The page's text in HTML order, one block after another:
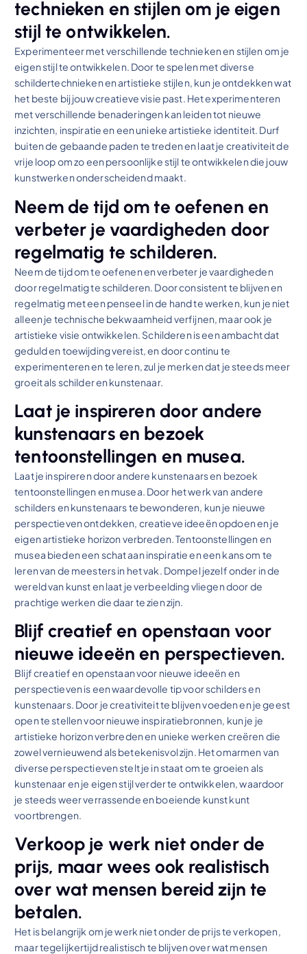
technieken en stijlen om je eigen
stijl te ontwikkelen.
Experimenteer met verschillende technieken en stijlen om je
eigen stijl te ontwikkelen. Door te spelen met diverse
schildertechnieken en artistieke stijlen, kun je ontdekken wat
het beste bij jouw creatieve visie past. Het experimenteren
met verschillende benaderingen kan leiden tot nieuwe
inzichten, inspiratie en een unieke artistieke identiteit. Durf
buiten de gebaande paden te treden en laat je creativiteit de
vrije loop om zo een persoonlijke stijl te ontwikkelen die jouw
kunstwerken onderscheidend maakt.
Neem de tijd om te oefenen en
verbeter je vaardigheden door
regelmatig te schilderen.
Neem de tijd om te oefenen en verbeter je vaardigheden
door regelmatig te schilderen. Door consistent te blijven en
regelmatig met een penseel in de hand te werken, kun je niet
alleen je technische bekwaamheid verfijnen, maar ook je
artistieke visie ontwikkelen. Schilderen is een ambacht dat
geduld en toewijding vereist, en door continu te
experimenteren en te leren, zul je merken dat je steeds meer
groeit als schilder en kunstenaar.
Laat je inspireren door andere
kunstenaars en bezoek
tentoonstellingen en musea.
Laat je inspireren door andere kunstenaars en bezoek
tentoonstellingen en musea. Door het werk van andere
schilders en kunstenaars te bewonderen, kun je nieuwe
perspectieven ontdekken, creatieve ideeën opdoen en je
eigen artistieke horizon verbreden. Tentoonstellingen en
musea bieden een schat aan inspiratie en een kans om te
leren van de meesters in het vak. Dompel jezelf onder in de
wereld van kunst en laat je verbeelding vliegen door de
prachtige werken die daar te zien zijn.
Blijf creatief en openstaan voor
nieuwe ideeën en perspectieven.
Blijf creatief en openstaan voor nieuwe ideeën en
perspectieven is een waardevolle tip voor schilders en
kunstenaars. Door je creativiteit te blijven voeden en je geest
open te stellen voor nieuwe inspiratiebronnen, kun je je
artistieke horizon verbreden en unieke werken creëren die
zowel vernieuwend als betekenisvol zijn. Het omarmen van
diverse perspectieven stelt je in staat om te groeien als
kunstenaar en je eigen stijl verder te ontwikkelen, waardoor
je steeds weer verrassende en boeiende kunst kunt
voortbrengen.
Verkoop je werk niet onder de
prijs, maar wees ook realistisch
over wat mensen bereid zijn te
betalen.
Het is belangrijk om je werk niet onder de prijs te verkopen,
maar tegelijkertijd realistisch te blijven over wat mensen